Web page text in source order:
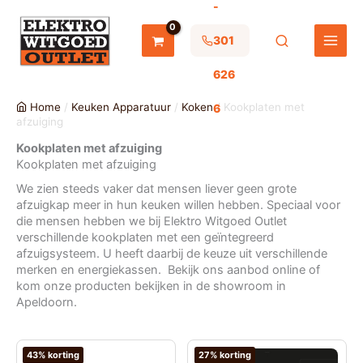
inhoud
-
301
626
6
Home / Keuken Apparatuur/ Koken/ Kookplaten met
afzuiging
Kookplaten met afzuiging
Kookplaten met afzuiging
We zien steeds vaker dat mensen liever geen grote
afzuigkap meer in hun keuken willen hebben. Speciaal voor
die mensen hebben we bij Elektro Witgoed Outlet
verschillende kookplaten met een geïntegreerd
afzuigsysteem. U heeft daarbij de keuze uit verschillende
merken en energiekassen. Bekijk ons aanbod online of
kom onze producten bekijken in de showroom in
Apeldoorn.
43% korting 27% korting